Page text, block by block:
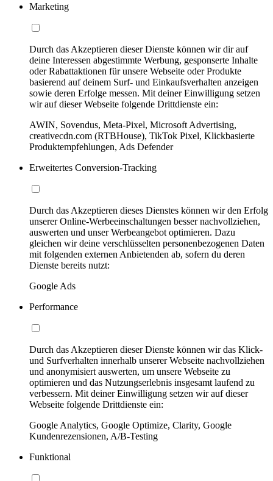
Marketing
Durch das Akzeptieren dieser Dienste können wir dir auf
deine Interessen abgestimmte Werbung, gesponserte Inhalte
oder Rabattaktionen für unsere Webseite oder Produkte
basierend auf deinem Surf- und Einkaufsverhalten anzeigen
sowie deren Erfolge messen. Mit deiner Einwilligung setzen
wir auf dieser Webseite folgende Drittdienste ein:
AWIN, Sovendus, Meta-Pixel, Microsoft Advertising,
creativecdn.com (RTBHouse), TikTok Pixel, Klickbasierte
Produktempfehlungen, Ads Defender
Erweitertes Conversion-Tracking
Durch das Akzeptieren dieses Dienstes können wir den Erfolg
unserer Online-Werbeeinschaltungen besser nachvollziehen,
auswerten und unser Werbeangebot optimieren. Dazu
gleichen wir deine verschlüsselten personenbezogenen Daten
mit folgenden externen Anbietenden ab, sofern du deren
Dienste bereits nutzt:
Google Ads
Performance
Durch das Akzeptieren dieser Dienste können wir das Klick-
und Surfverhalten innerhalb unserer Webseite nachvollziehen
und anonymisiert auswerten, um unsere Webseite zu
optimieren und das Nutzungserlebnis insgesamt laufend zu
verbessern. Mit deiner Einwilligung setzen wir auf dieser
Webseite folgende Drittdienste ein:
Google Analytics, Google Optimize, Clarity, Google
Kundenrezensionen, A/B-Testing
Funktional